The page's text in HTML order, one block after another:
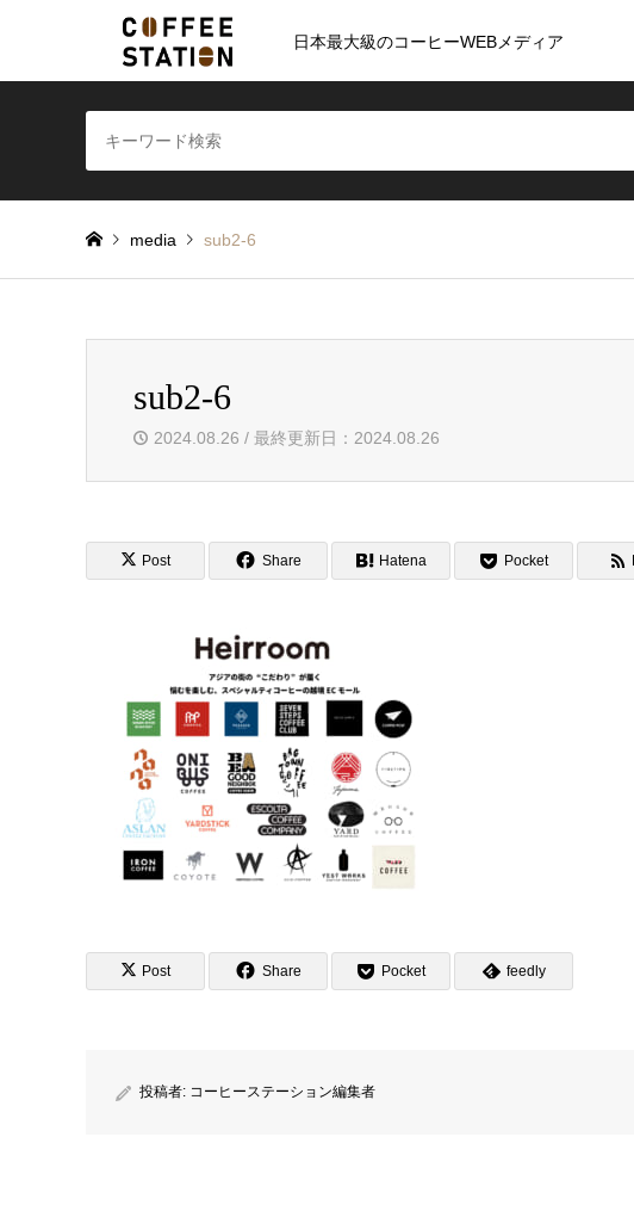
日本最大級のコーヒーWEBメディア
media sub2-6
sub2-6
2024.08.26 / 最終更新日：2024.08.26
Post Share Hatena Pocket
Post Share Pocket feedly
投稿者: コーヒーステーション編集者